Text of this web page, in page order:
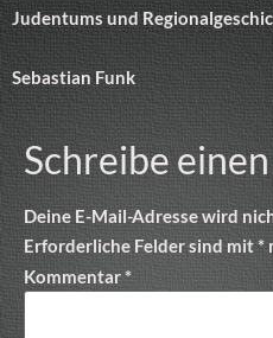
Judentums und
Sebastian Funk
Schreibe
Deine E-Mail-Adresse wird
Erforderliche Felder sind mit*
Kommentar*